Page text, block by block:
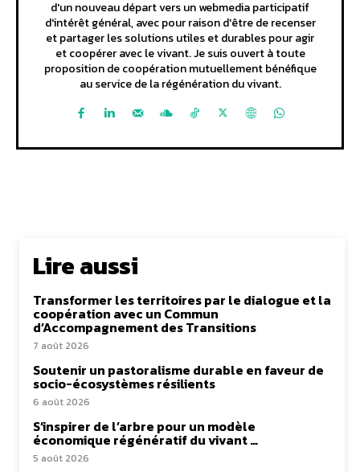
d'un nouveau départ vers un webmedia participatif
d'intérêt général, avec pour raison d'être de recenser
et partager les solutions utiles et durables pour agir
et coopérer avec le vivant. Je suis ouvert à toute
proposition de coopération mutuellement bénéfique
au service de la régénération du vivant.
Lire aussi
Transformer les territoires par le dialogue et la
coopération avec un Commun
d’Accompagnement des Transitions
7 août 2026
Soutenir un pastoralisme durable en faveur de
socio-écosystèmes résilients
6 août 2026
S’inspirer de l’arbre pour un modèle
économique régénératif du vivant …
5 août 2026